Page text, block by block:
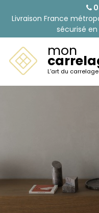
Livraison France
sécurisé
mon
L'art du carrelage